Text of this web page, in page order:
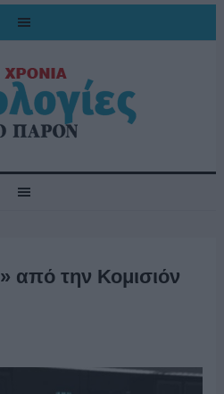
από την Κομισιόν